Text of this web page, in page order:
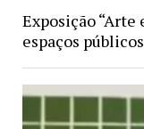
Exposição “Arte
espaços